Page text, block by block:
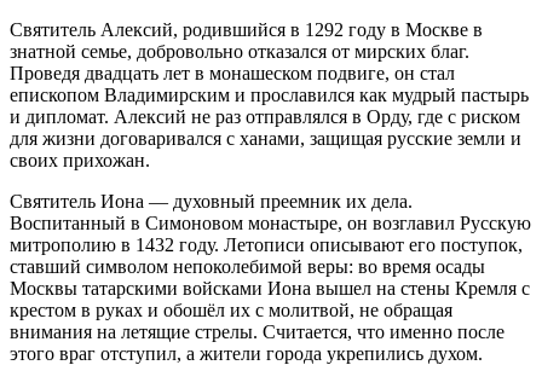
Святитель Алексий, родившийся в 1292 году в Москве в
знатной семье, добровольно отказался от мирских благ.
Проведя двадцать лет в монашеском подвиге, он стал
епископом Владимирским и прославился как мудрый пастырь
и дипломат. Алексий не раз отправлялся в Орду, где с риском
для жизни договаривался с ханами, защищая русские земли и
своих прихожан.
Святитель Иона — духовный преемник их дела.
Воспитанный в Симоновом монастыре, он возглавил Русскую
митрополию в 1432 году. Летописи описывают его поступок,
ставший символом непоколебимой веры: во время осады
Москвы татарскими войсками Иона вышел на стены Кремля с
крестом в руках и обошёл их с молитвой, не обращая
внимания на летящие стрелы. Считается, что именно после
этого враг отступил, а жители города укрепились духом.